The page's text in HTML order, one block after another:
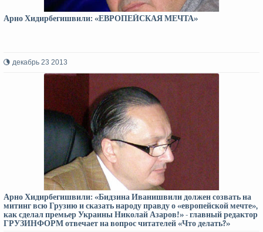
Арно Хидирбегишвили: «ЕВРОПЕЙСКАЯ МЕЧТА»
декабрь 23 2013
Арно Хидирбегишвили: «Бидзина Иванишвили должен созвать на
митинг всю Грузию и сказать народу правду о «европейской мечте»,
как сделал премьер Украины Николай Азаров!» - главный редактор
ГРУЗИНФОРМ отвечает на вопрос читателей «Что делать?»